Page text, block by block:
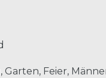
Garten, Feier,